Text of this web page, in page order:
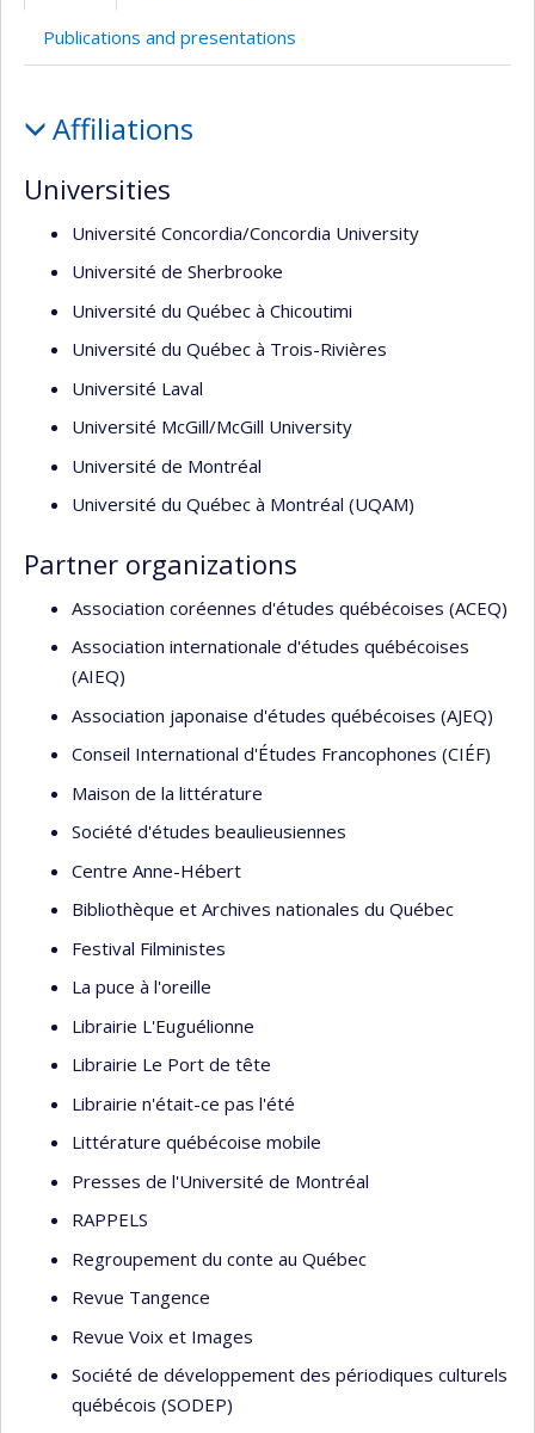
école)
Publications and presentations
Affiliations
Universities
Université Concordia/Concordia University
Université de Sherbrooke
Université du Québec à Chicoutimi
Université du Québec à Trois-Rivières
Université Laval
Université McGill/McGill University
Université de Montréal
Université du Québec à Montréal (UQAM)
Partner organizations
Association coréennes d'études québécoises (ACEQ)
Association internationale d'études québécoises
(AIEQ)
Association japonaise d'études québécoises (AJEQ)
Conseil International d'Études Francophones (CIÉF)
Maison de la littérature
Société d'études beaulieusiennes
Centre Anne-Hébert
Bibliothèque et Archives nationales du Québec
Festival Filministes
La puce à l'oreille
Librairie L'Euguélionne
Librairie Le Port de tête
Librairie n'était-ce pas l'été
Littérature québécoise mobile
Presses de l'Université de Montréal
RAPPELS
Regroupement du conte au Québec
Revue Tangence
Revue Voix et Images
Société de développement des périodiques culturels
québécois (SODEP)